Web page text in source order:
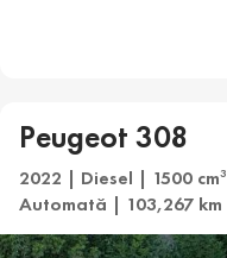
Peugeot 308
2022 | Diesel | 1500 cm3
Automată | 103,267 km